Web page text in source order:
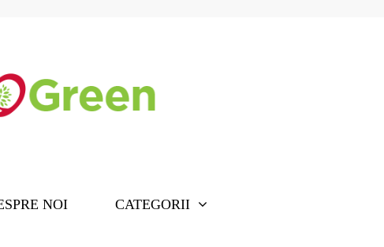
NOI CATEGORII